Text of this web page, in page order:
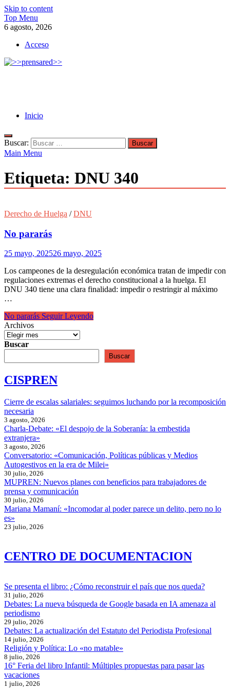
Skip to content
Top Menu
6 agosto, 2026
Acceso
Inicio
Buscar:
Main Menu
Etiqueta: DNU 340
Derecho de Huelga /DNU
No pararás
25 mayo, 202526 mayo, 2025
Los campeones de la desregulación económica tratan de impedir con
regulaciones extremas el derecho constitucional a la huelga. El
DNU 340 tiene una clara finalidad: impedir o restringir al máximo
…
No pararás Seguir Leyendo
Archivos
Buscar
Buscar
CISPREN
Cierre de escalas salariales: seguimos luchando por la recomposición
necesaria
3 agosto, 2026
Charla-Debate: «El despojo de la Soberanía: la embestida
extranjera»
3 agosto, 2026
Conversatorio: «Comunicación, Políticas públicas y Medios
Autogestivos en la era de Milei»
30 julio, 2026
MUPREN: Nuevos planes con beneficios para trabajadores de
prensa y comunicación
30 julio, 2026
Mariana Mamaní: «Incomodar al poder parece un delito, pero no lo
es»
23 julio, 2026
CENTRO DE DOCUMENTACION
Se presenta el libro: ¿Cómo reconstruir el país que nos queda?
31 julio, 2026
Debates: La nueva búsqueda de Google basada en IA amenaza al
periodismo
29 julio, 2026
Debates: La actualización del Estatuto del Periodista Profesional
14 julio, 2026
Religión y Política: Lo «no matable»
8 julio, 2026
16° Feria del libro Infantil: Múltiples propuestas para pasar las
vacaciones
1 julio, 2026